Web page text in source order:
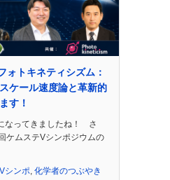
ォトキネティシズム：
ケール速度論と革新的
す！
なってきましたね！ さ
ケムステVシンポジウムの
シンポ, 化学者のつぶやき